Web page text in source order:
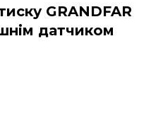
GRANDFAR
датчиком